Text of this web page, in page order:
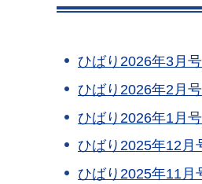
ひばり2026年3月号
ひばり2026年2月号
ひばり2026年1月号
ひばり2025年12月
ひばり2025年11月